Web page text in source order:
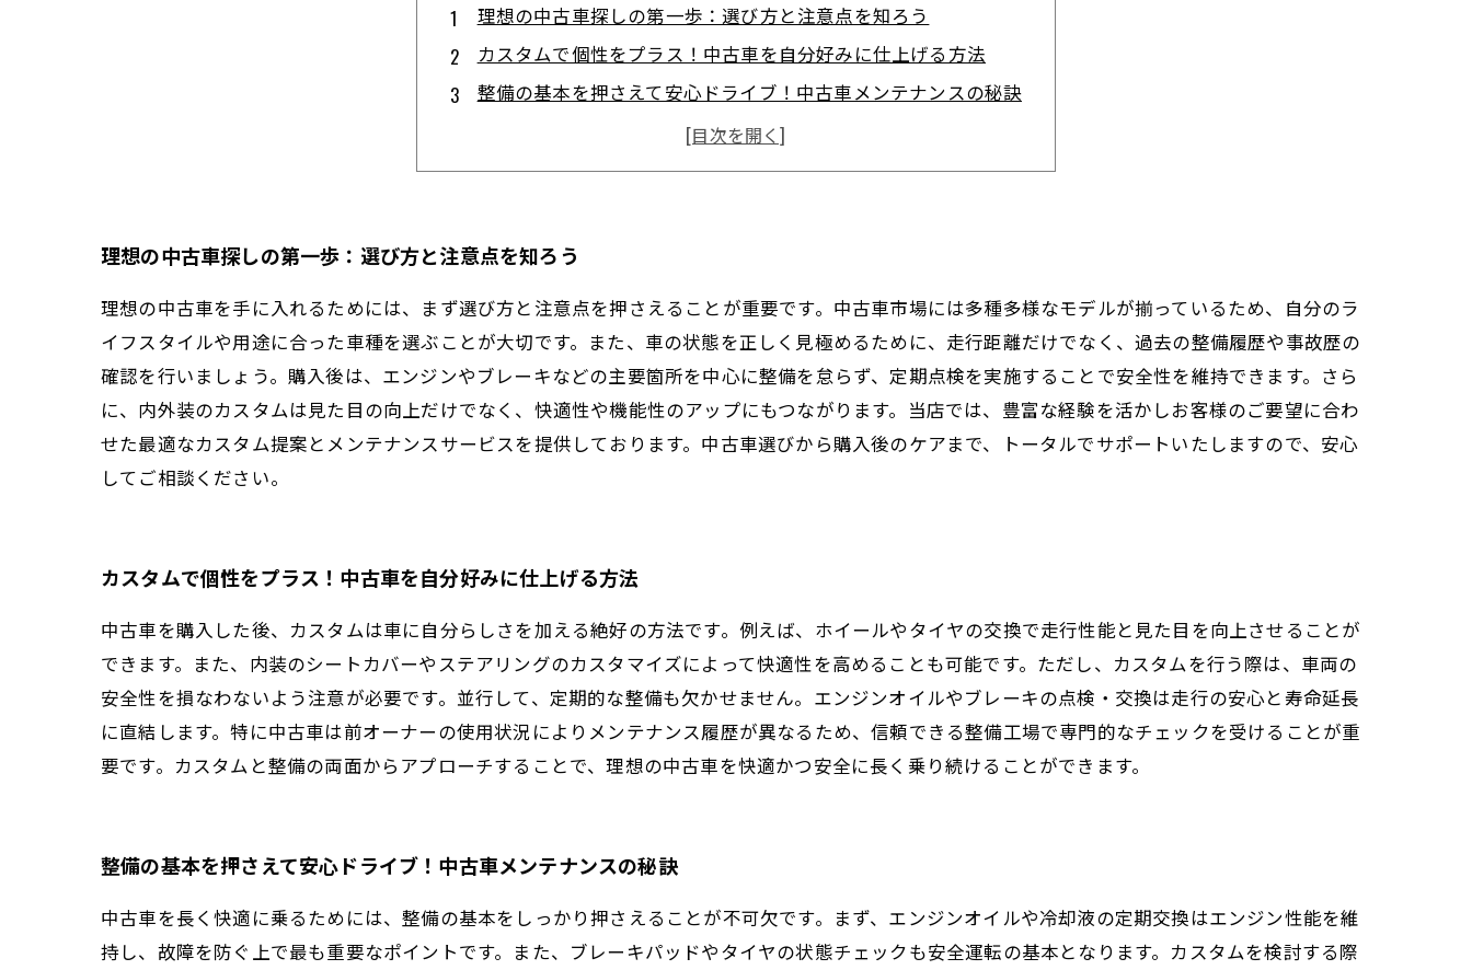
理想の中古車探しの第一歩：選び方と注意点を知ろう
カスタムで個性をプラス！中古車を自分好みに仕上げる方法
整備の基本を押さえて安心ドライブ！中古車メンテナンスの秘訣
実践編：カスタムと整備を組み合わせて快適な中古車ライフへ
理想の中古車完成！長く乗り続けるためのポイントまとめ
中古車購入後すぐにできる簡単メンテナンス術
理想の中古車探しの第一歩：選び方と注意点を知ろう
理想の中古車を手に入れるためには、まず選び方と注意点を押さえることが重要です。中古車市場には多種多様なモデルが揃っているため、自分のラ
イフスタイルや用途に合った車種を選ぶことが大切です。また、車の状態を正しく見極めるために、走行距離だけでなく、過去の整備履歴や事故歴の
確認を行いましょう。購入後は、エンジンやブレーキなどの主要箇所を中心に整備を怠らず、定期点検を実施することで安全性を維持できます。さら
に、内外装のカスタムは見た目の向上だけでなく、快適性や機能性のアップにもつながります。当店では、豊富な経験を活かしお客様のご要望に合わ
せた最適なカスタム提案とメンテナンスサービスを提供しております。中古車選びから購入後のケアまで、トータルでサポートいたしますので、安心
してご相談ください。
カスタムで個性をプラス！中古車を自分好みに仕上げる方法
中古車を購入した後、カスタムは車に自分らしさを加える絶好の方法です。例えば、ホイールやタイヤの交換で走行性能と見た目を向上させることが
できます。また、内装のシートカバーやステアリングのカスタマイズによって快適性を高めることも可能です。ただし、カスタムを行う際は、車両の
安全性を損なわないよう注意が必要です。並行して、定期的な整備も欠かせません。エンジンオイルやブレーキの点検・交換は走行の安心と寿命延長
に直結します。特に中古車は前オーナーの使用状況によりメンテナンス履歴が異なるため、信頼できる整備工場で専門的なチェックを受けることが重
要です。カスタムと整備の両面からアプローチすることで、理想の中古車を快適かつ安全に長く乗り続けることができます。
整備の基本を押さえて安心ドライブ！中古車メンテナンスの秘訣
中古車を長く快適に乗るためには、整備の基本をしっかり押さえることが不可欠です。まず、エンジンオイルや冷却液の定期交換はエンジン性能を維
持し、故障を防ぐ上で最も重要なポイントです。また、ブレーキパッドやタイヤの状態チェックも安全運転の基本となります。カスタムを検討する際